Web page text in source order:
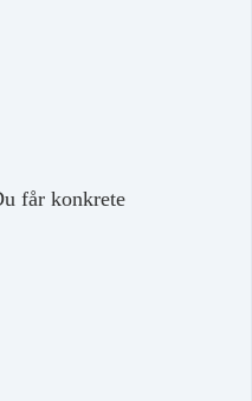
får konkrete